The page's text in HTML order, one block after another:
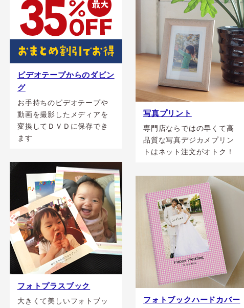
ビデオテープからのダビン
グ
お手持ちのビデオテープや
動画を撮影したメディアを
変換してＤＶＤに保存でき
ます
写真プリント
専門店ならではの早くて高
品質な写真デジカメプリン
トはネット注文がオトク！
フォトプラスブック
大きくて美しいフォトブッ
フォトブックハードカバー